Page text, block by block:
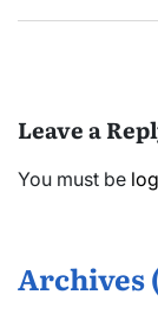
Leave a
You must be
Archives